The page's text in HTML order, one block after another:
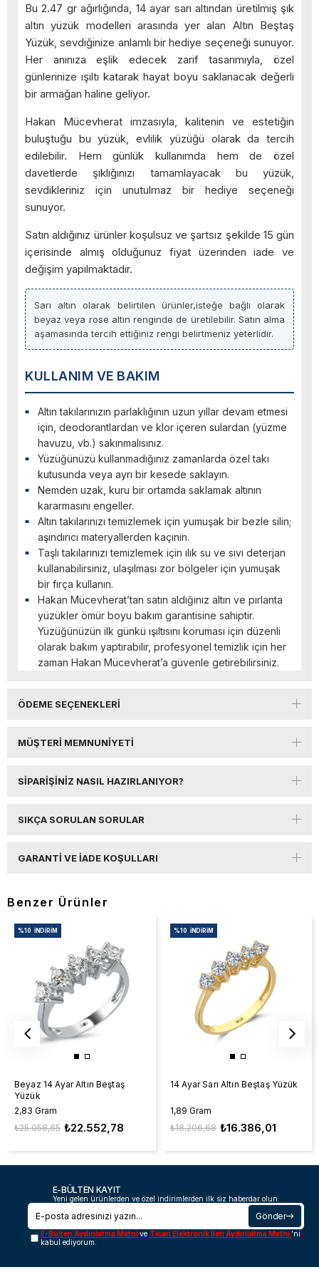
Bu 2.47 gr ağırlığında, 14 ayar sarı altından üretilmiş şık
altın yüzük modelleri arasında yer alan Altın Beştaş
Yüzük, sevdiğinize anlamlı bir hediye seçeneği sunuyor.
Her anınıza eşlik edecek zarif tasarımıyla, özel
günlerinize ışıltı katarak hayat boyu saklanacak değerli
bir armağan haline geliyor.
Hakan Mücevherat imzasıyla, kalitenin ve estetiğin
buluştuğu bu yüzük, evlilik yüzüğü olarak da tercih
edilebilir. Hem günlük kullanımda hem de özel
davetlerde şıklığınızı tamamlayacak bu yüzük,
sevdikleriniz için unutulmaz bir hediye seçeneği
sunuyor.
Satın aldığınız ürünler koşulsuz ve şartsız şekilde 15 gün
içerisinde almış olduğunuz fiyat üzerinden iade ve
değişim yapılmaktadır.
Sarı altın olarak belirtilen ürünler,isteğe bağlı olarak
beyaz veya rose altın renginde de üretilebilir. Satın alma
aşamasında tercih ettiğiniz rengi belirtmeniz yeterlidir.
KULLANIM VE BAKIM
Altın takılarınızın parlaklığının uzun yıllar devam etmesi
için, deodorantlardan ve klor içeren sulardan (yüzme
havuzu, vb.) sakınmalısınız.
Yüzüğünüzü kullanmadığınız zamanlarda özel takı
kutusunda veya ayrı bir kesede saklayın.
Nemden uzak, kuru bir ortamda saklamak altının
kararmasını engeller.
Altın takılarınızı temizlemek için yumuşak bir bezle silin;
aşındırıcı materyallerden kaçının.
Taşlı takılarınızı temizlemek için ılık su ve sıvı deterjan
kullanabilirsiniz, ulaşılması zor bölgeler için yumuşak
bir fırça kullanın.
Hakan Mücevherat’tan satın aldığınız altın ve pırlanta
yüzükler ömür boyu bakım garantisine sahiptir.
Yüzüğünüzün ilk günkü ışıltısını koruması için düzenli
olarak bakım yaptırabilir, profesyonel temizlik için her
zaman Hakan Mücevherat’a güvenle getirebilirsiniz.
ÖDEME SEÇENEKLERI
MÜŞTERI MEMNUNIYETI
SIPARIŞINIZ NASIL HAZIRLANIYOR?
SIKÇA SORULAN SORULAR
GARANTI VE İADE KOŞULLARI
Benzer Ürünler
Beyaz 14 Ayar Altın Beştaş
Yüzük
2,83 Gram
₺22.552,78
₺25.058,65
%10 İNDIRIM
14 Ayar Sarı Altın Beştaş Yüzük
1,89 Gram
₺16.386,01
₺18.206,68
%10 İNDIRIM
E-BÜLTEN KAYIT
Yeni gelen ürünlerden ve özel indirimlerden ilk siz haberdar olun.
Gönder
E-Bülten Aydınlatma Metnive Ticari Elektronik İleti Aydınlatma Metni 'ni
kabul ediyorum.